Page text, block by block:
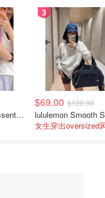
lululemon City Essentials 肩背包 4L
3
$69.00 $128.00
女生穿出oversized